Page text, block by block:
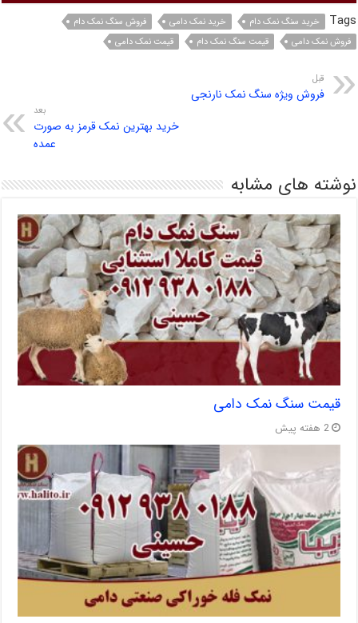
Tags خرید سنگ نمک دام خرید نمک دامی
فروش سنگ نمک دام
فروش نمک دامی
قیمت سنگ نمک دام قیمت نمک دامی
قبل
فروش ویژه سنگ نمک نارنجی
بعد
خرید بهترین نمک قرمز به صورت
عمده
نوشته های مشابه
قیمت سنگ نمک دامی
2 هفته پیش